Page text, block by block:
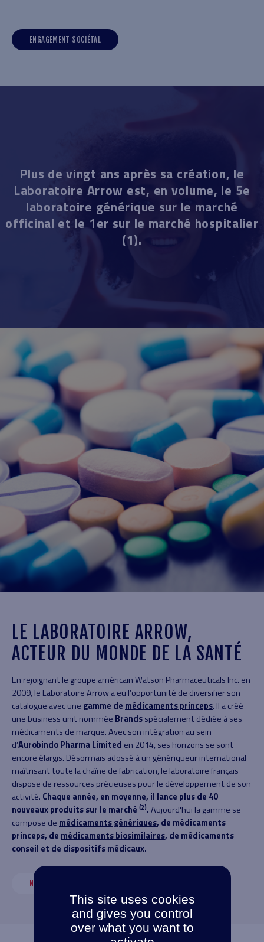
ENGAGEMENT SOCIÉTAL
Plus de vingt ans après sa création, le
Laboratoire Arrow est, en volume, le 5e
laboratoire générique sur le marché
officinal et le 1er sur le marché hospitalier
(1).
LE LABORATOIRE ARROW,
ACTEUR DU MONDE DE LA SANTÉ
En rejoignant le groupe américain Watson Pharmaceuticals Inc. en
2009, le Laboratoire Arrow a eu l’opportunité de diversifier son
catalogue avec une gamme de médicaments princeps. Il a créé
une business unit nommée Brandsspécialement dédiée à ses
médicaments de marque. Avec son intégration au sein
d’Aurobindo Pharma Limited en 2014, ses horizons se sont
encore élargis. Désormais adossé à un génériqueur international
maîtrisant toute la chaîne de fabrication, le laboratoire français
dispose de ressources précieuses pour le développement de son
activité. Chaque année, en moyenne, il lance plus de 40
nouveaux produits sur le marché (2).Aujourd'hui la gamme se
compose de médicaments génériques, de médicaments
princeps, de médicaments biosimilaires, de médicaments
conseil et de dispositifs médicaux.
NOS MÉDICAMENTS
This site uses cookies
and gives you control
over what you want to